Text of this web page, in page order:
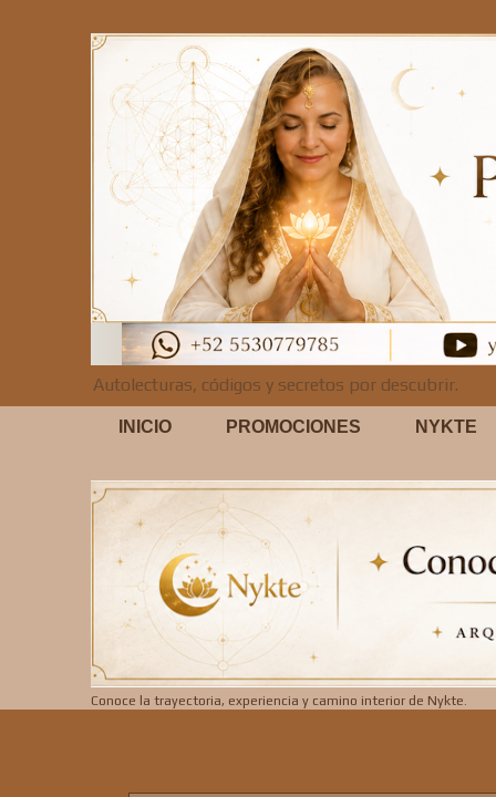
Autolecturas, códigos y secretos por descubrir.
INICIO PROMOCIONES NYKTE
Conoce la trayectoria, experiencia y camino interior de Nykte.